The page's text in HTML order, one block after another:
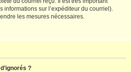
informations sur l’expéditeur du courriel).
les mesures nécessaires.
?